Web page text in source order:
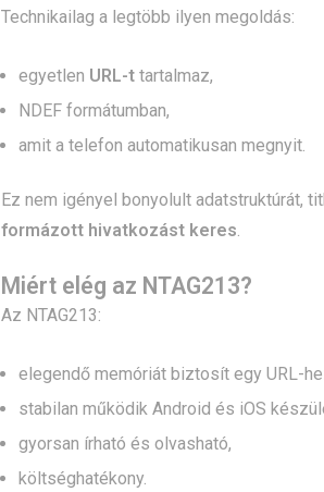
Technikailag a legtöbb ilyen megoldás:
egyetlen URL-ttartalmaz,
NDEF formátumban,
amit a telefon automatikusan megnyit.
Ez nem igényel bonyolult adatstruktúrát,
formázott hivatkozást keres.
Miért elég az NTAG213?
Az NTAG213:
elegendő memóriát biztosít egy URL-
stabilan működik Android és iOS
gyorsan írható és olvasható,
költséghatékony.